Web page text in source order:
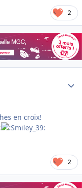
2
en croix!
2